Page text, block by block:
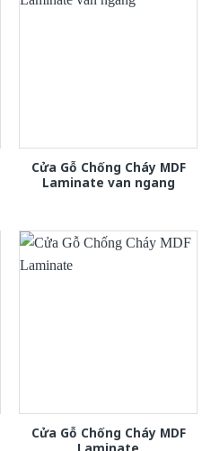
Cửa Gỗ Chống Cháy MDF
Laminate van ngang
Cửa Gỗ Chống Cháy MDF